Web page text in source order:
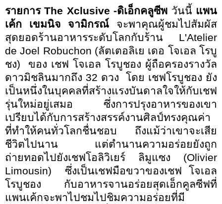
รายการThe Xclusive -ดิเอ็กคลูซีพ วันนี้ แพน
เค้ก เขมนิจ จามิกรณ์ จะพาคุณผู้ชมไปสัมผัส
สุดยอดร้านอาหารระดับโลกกับร้าน L'Atelier
de Joel Robuchon (ลัตเตอลิเย เดอ โจเอล โรบู
ชง)
ของ เชฟ โจเอล โรบูชอง ผู้ถือครองรางวัล
ดาวมิชลินมากถึง 32 ดวง
โดย เชฟโรบูชอง ยัง
เป็นหนึ่งในบุคคลที่สร้างแรงบันดาลใจให้กับเชฟ
รุ่นใหม่อยู่เสมอ ซึ่งการปรุงอาหารของเขา
เปรียบได้กับการสร้างสรรค์งานศิลป์ทรงคุณค่า
ที่ทำให้คนทั่วโลกชื่นชอบ ถึงแม้ว่าเขาจะเสีย
ชีวิตไปนาน แต่ตำนานความอร่อยยังถูก
ถ่ายทอดไปยังเชฟโอลิวิเยร์ ลิมูแซง (Olivier
Limousin) ซึ่งเป็นเชฟมือขวาของเชฟ โจเอล
โรบูชอง กับอาหารจานอร่อยสุดเอ็กคูลซีฟที่
แพนเค้กจะพาไปชมไปชิมความอร่อยที่มี